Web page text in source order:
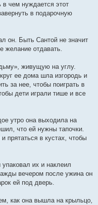
в чем нуждается этот
в подарочную
он. Быть Сантой не значит
желание отдавать.
живущую на углу.
ее дома шла изгородь и
за нее, чтобы поиграть в
дети играли тише и все
утро она выходила на
что ей нужны тапочки.
прятаться в кустах, чтобы
их и наклеил
вечером после ужина он
ей под дверь.
как она вышла на крыльцо,